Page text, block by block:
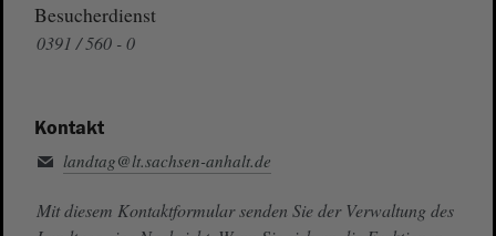
Besucherdienst
0391 / 560 - 0
Kontakt
landtag@lt.sachsen-anhalt.de
Mit diesem Kontaktformular senden Sie der Verwaltung des